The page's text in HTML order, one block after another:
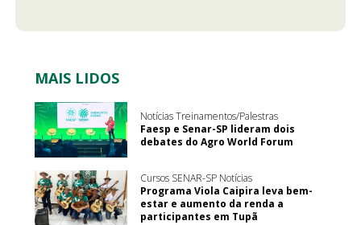
MAIS LIDOS
Notícias Treinamentos/Palestras
Faesp e Senar-SP lideram dois
debates do Agro World Forum
Cursos SENAR-SP Notícias
Programa Viola Caipira leva bem-
estar e aumento da renda a
participantes em Tupã